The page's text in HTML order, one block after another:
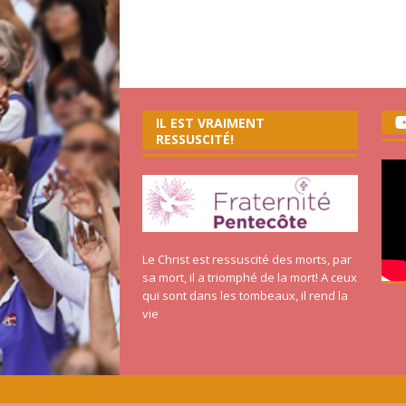
IL EST VRAIMENT
RESSUSCITÉ!
Le Christ est ressuscité des morts, par
sa mort, il a triomphé de la mort! A ceux
qui sont dans les tombeaux, il rend la
vie